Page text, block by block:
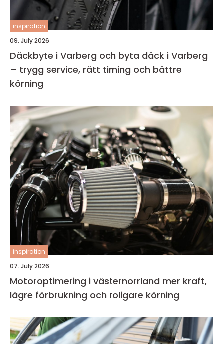
inspiration
09. July 2026
Däckbyte i Varberg och byta däck i Varberg
– trygg service, rätt timing och bättre
körning
inspiration
07. July 2026
Motoroptimering i västernorrland mer kraft,
lägre förbrukning och roligare körning